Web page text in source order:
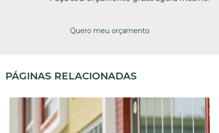
Quero meu orçamento
PÁGINAS RELACIONADAS